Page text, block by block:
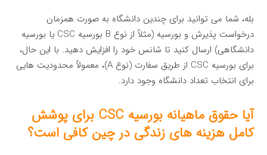
بله، شما می توانید برای چندین دانشگاه به صورت همزمان
درخواست پذیرش و بورسیه (مثلاً از نوع B بورسیه CSC یا بورسیه
دانشگاهی) ارسال کنید تا شانس خود را افزایش دهید. با این حال،
برای بورسیه CSC از طریق سفارت (نوع A)، معمولاً محدودیت هایی
برای انتخاب تعداد دانشگاه وجود دارد.
آیا حقوق ماهیانه بورسیه CSC برای پوشش
کامل هزینه های زندگی در چین کافی است؟